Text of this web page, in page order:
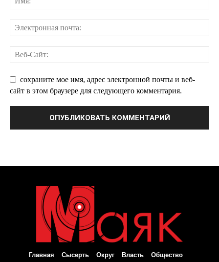
сохраните мое имя, адрес электронной почты и веб-
сайт в этом браузере для следующего комментария.
Главная Сысерть Округ Власть
Общество